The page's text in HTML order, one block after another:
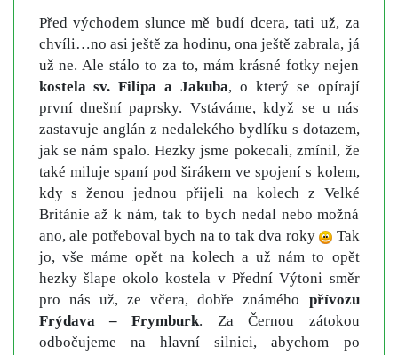
Před východem slunce mě budí dcera, tati už, za
chvíli…no asi ještě za hodinu, ona ještě zabrala, já
už ne. Ale stálo to za to, mám krásné fotky nejen
kostela sv. Filipa a Jakuba, o který se opírají
první dnešní paprsky. Vstáváme, když se u nás
zastavuje anglán z nedalekého bydlíku s dotazem,
jak se nám spalo. Hezky jsme pokecali, zmínil, že
také miluje spaní pod širákem ve spojení s kolem,
kdy s ženou jednou přijeli na kolech z Velké
Británie až k nám, tak to bych nedal nebo možná
ano, ale potřeboval bych na to tak dva roky
Tak
jo, vše máme opět na kolech a už nám to opět
hezky šlape okolo kostela v Přední Výtoni směr
pro nás už, ze včera, dobře známého přívozu
Frýdava – Frymburk. Za Černou zátokou
odbočujeme na hlavní silnici, abychom po